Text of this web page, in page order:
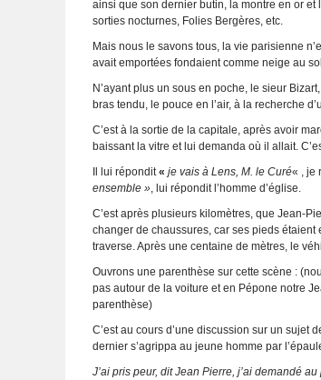
ainsi que son dernier butin, la montre en or
sorties nocturnes, Folies Bergères, etc.
Mais nous le savons tous, la vie parisienne
avait emportées fondaient comme neige au
N’ayant plus un sous en poche, le sieur
bras tendu, le pouce en l’air, à la recherche
C’est à la sortie de la capitale, après avoir
baissant la vitre et lui demanda où il allait.
Il lui répondit « je vais à Lens, M. le Curé« , je
ensemble » , lui répondit l’homme d’église.
C’est après plusieurs kilomètres, que Jean-
changer de chaussures, car ses pieds
traverse. Après une centaine de mètres, le
Ouvrons une parenthèse sur cette scène :
pas autour de la voiture et en Pépone notre
parenthèse)
C’est au cours d’une discussion sur un sujet
dernier s’agrippa au jeune homme par
J’ai pris peur, dit Jean Pierre , j’ai demandé